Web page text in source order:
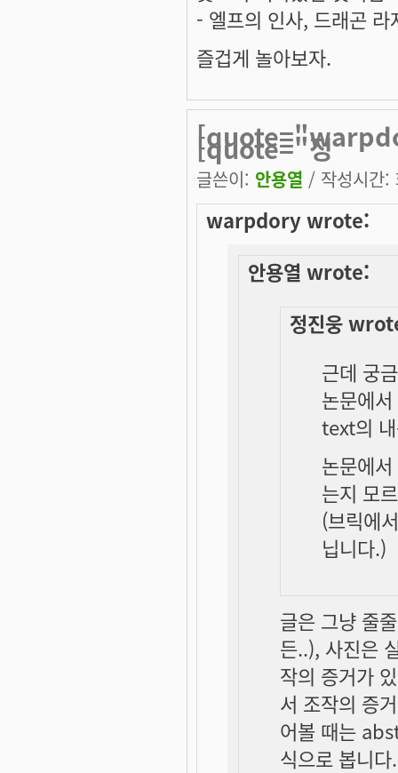
- 엘프의 인사, 드래곤 라
즐겁게 놀아보자.
[quote="정
글쓴이: 안용열 / 작성시간
warpdory wrote:
안용열 wrote:
정진웅
근데 궁
논문에
text의
논문에
는지 모
(브릭에
닙니다.)
글은 그냥 줄
든..), 사진은
작의 증거가
서 조작의 증거
어볼 때는
식으로 봅니다.